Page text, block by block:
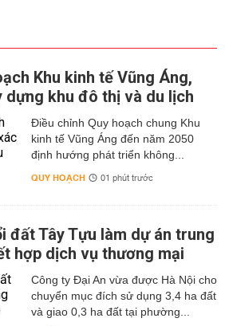
Khu kinh tế Vũng Áng,
dựng khu đô thị và du lịch
Điều chỉnh Quy hoạch chung Khu
kinh tế Vũng Áng đến năm 2050
định hướng phát triển không...
QUY HOẠCH 01 phút trước
đất Tây Tựu làm dự án trung
hợp dịch vụ thương mại
Công ty Đại An vừa được Hà Nội cho
chuyển mục đích sử dụng 3,4 ha đất
và giao 0,3 ha đất tại phường...